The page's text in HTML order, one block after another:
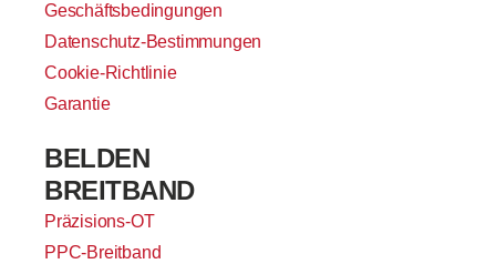
Geschäftsbedingungen
Datenschutz-Bestimmungen
Cookie-Richtlinie
Garantie
BELDEN
BREITBAND
Präzisions-OT
PPC-Breitband